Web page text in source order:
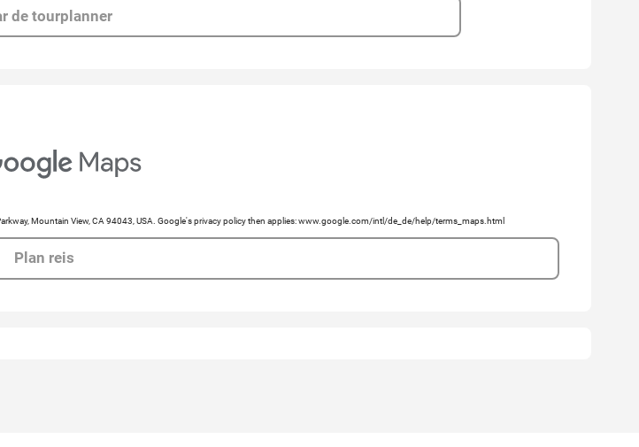
de tourplanner
Mountain View, CA 94043, USA. Google's privacy policy then applies: www.google.com/intl/de_de/help/terms_maps.html
Plan reis